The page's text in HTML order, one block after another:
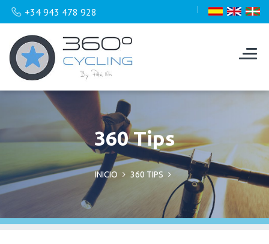
+34 943 478 928
360 Tips
INICIO 360 TIPS